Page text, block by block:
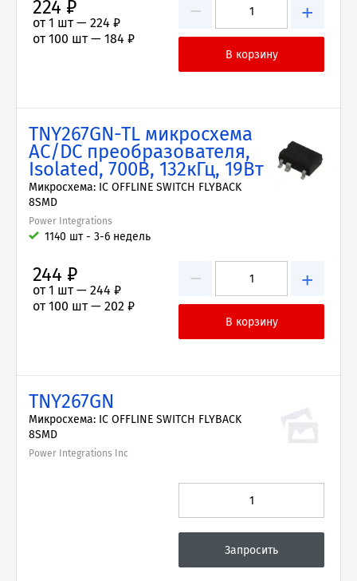
− +
224 ₽
от 1 шт — 224 ₽
от 100 шт — 184 ₽
TNY267GN-TL микросхема
AC/DC преобразователя,
Isolated, 700В, 132кГц, 19Вт
Микросхема: IC OFFLINE SWITCH FLYBACK
8SMD
Power Integrations
1140 шт - 3-6 недель
− +
244 ₽
от 1 шт — 244 ₽
от 100 шт — 202 ₽
TNY267GN
Микросхема: IC OFFLINE SWITCH FLYBACK
8SMD
Power Integrations Inc